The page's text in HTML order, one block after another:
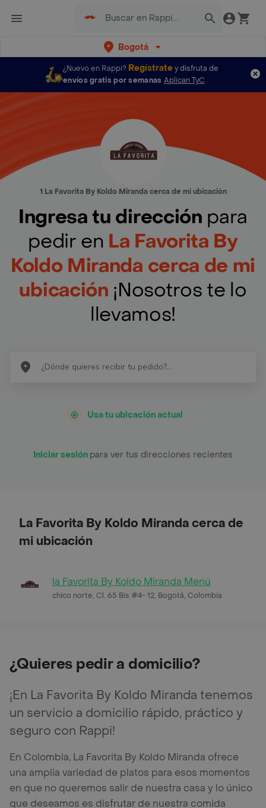
Bogotá
¿Nuevo en Rappi? Regístratey disfruta de
envíos gratis por semanas Aplican TyC
1 La Favorita By Koldo Miranda cerca de mi ubicación
Ingresa tu dirección para
pedir en La Favorita By
Koldo Miranda cerca de mi
ubicación ¡Nosotros te lo
llevamos!
Usa tu ubicación actual
Iniciar sesión para ver tus direcciones recientes
La Favorita By Koldo Miranda cerca de
mi ubicación
la Favorita By Koldo Miranda Menú
chico norte, Cl. 65 Bis #4- 12, Bogotá, Colombia
¿Quieres pedir a domicilio?
¡En La Favorita By Koldo Miranda tenemos
un servicio a domicilio rápido, práctico y
seguro con Rappi!
En Colombia, La Favorita By Koldo Miranda ofrece
una amplia variedad de platos para esos momentos
en que no queremos salir de nuestra casa y lo único
que deseamos es disfrutar de nuestra comida